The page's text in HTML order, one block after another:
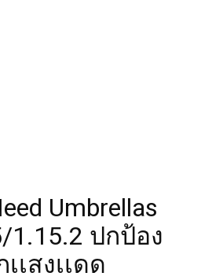
Umbrellas
1.15.2 ปกป้อง
เสงเเดด